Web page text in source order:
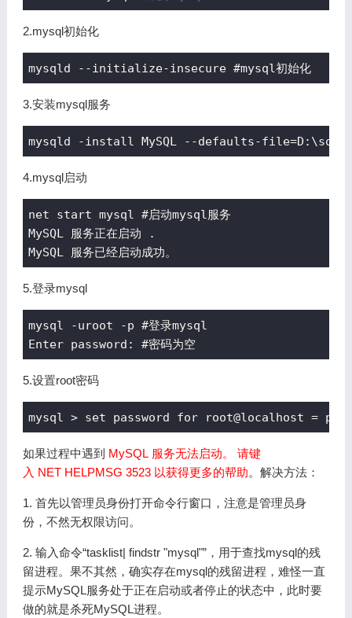
2.mysql初始化
mysqld --initialize-insecure #mysql初始化
3.安装mysql服务
mysqld -install MySQL --defaults-
4.mysql启动
net start mysql #启动mysql服务
MySQL 服务正在启动 .
MySQL 服务已经启动成功。
5.登录mysql
mysql -uroot -p #登录mysql
Enter password: #密码为空
5.设置root密码
mysql > set password for root@localhost =
如果过程中遇到 MySQL 服务无法启动。 请键
入 NET HELPMSG 3523 以获得更多的帮助。解决方法：
1. 首先以管理员身份打开命令行窗口，注意是管理员身
份，不然无权限访问。
2. 输入命令“tasklist| findstr "mysql"”，用于查找mysql的残
留进程。果不其然，确实存在mysql的残留进程，难怪一直
提示MySQL服务处于正在启动或者停止的状态中，此时要
做的就是杀死MySQL进程。